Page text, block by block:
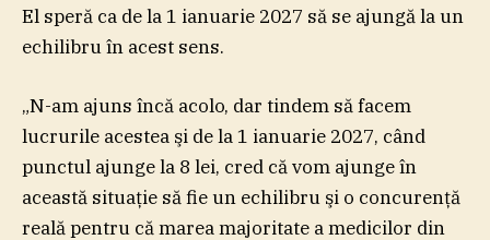
El speră ca de la 1 ianuarie 2027 să se ajungă la un
echilibru în acest sens.
„N-am ajuns încă acolo, dar tindem să facem
lucrurile acestea şi de la 1 ianuarie 2027, când
punctul ajunge la 8 lei, cred că vom ajunge în
această situaţie să fie un echilibru şi o concurenţă
reală pentru că marea majoritate a medicilor din